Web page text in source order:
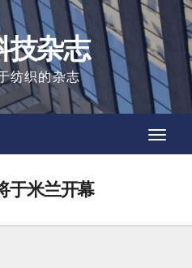
技杂志
纺织的杂志
于米兰开幕